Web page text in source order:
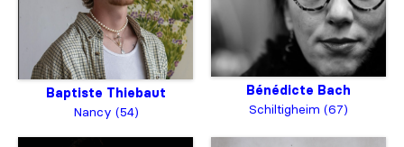
Baptiste Thiebaut
Nancy (54)
Bénédicte Bach
Schiltigheim (67)